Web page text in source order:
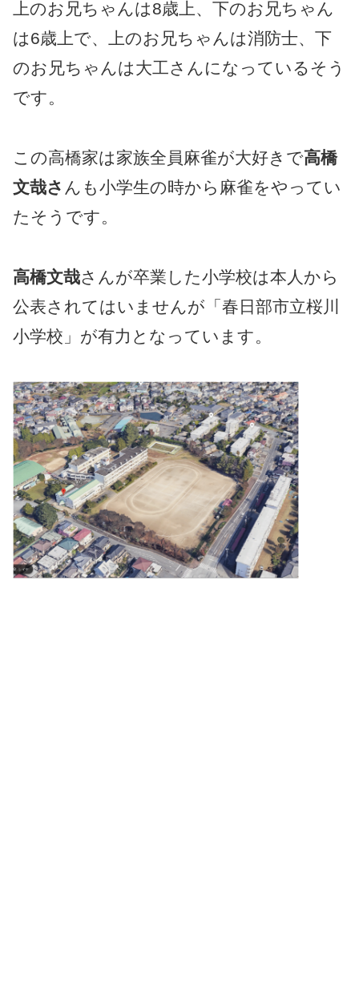
上のお兄ちゃんは8歳上、下のお兄ちゃん
は6歳上で、上のお兄ちゃんは消防士、下
のお兄ちゃんは大工さんになっているそう
です。
この高橋家は家族全員麻雀が大好きで高橋
文哉さ んも小学生の時から麻雀をやってい
たそうです。
高橋文哉さんが卒業した小学校は本人から
公表されてはいませんが「春日部市立桜川
小学校」が有力となっています。